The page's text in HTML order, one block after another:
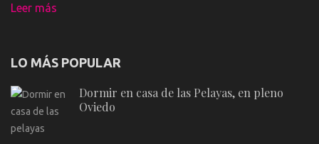
Leer más
LO MÁS POPULAR
Dormir en casa de las Pelayas, en pleno
Oviedo